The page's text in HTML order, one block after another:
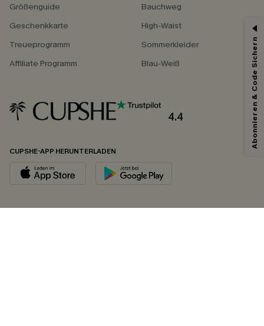
Größenguide
Geschenkkarte
Treueprogramm
Affiliate Programm
Bauchweg
High-Waist
Sommerkleider
Blau-Weiß
4.4
CUPSHE-APP HERUNTERLADEN
Abonnieren & Code Sichern